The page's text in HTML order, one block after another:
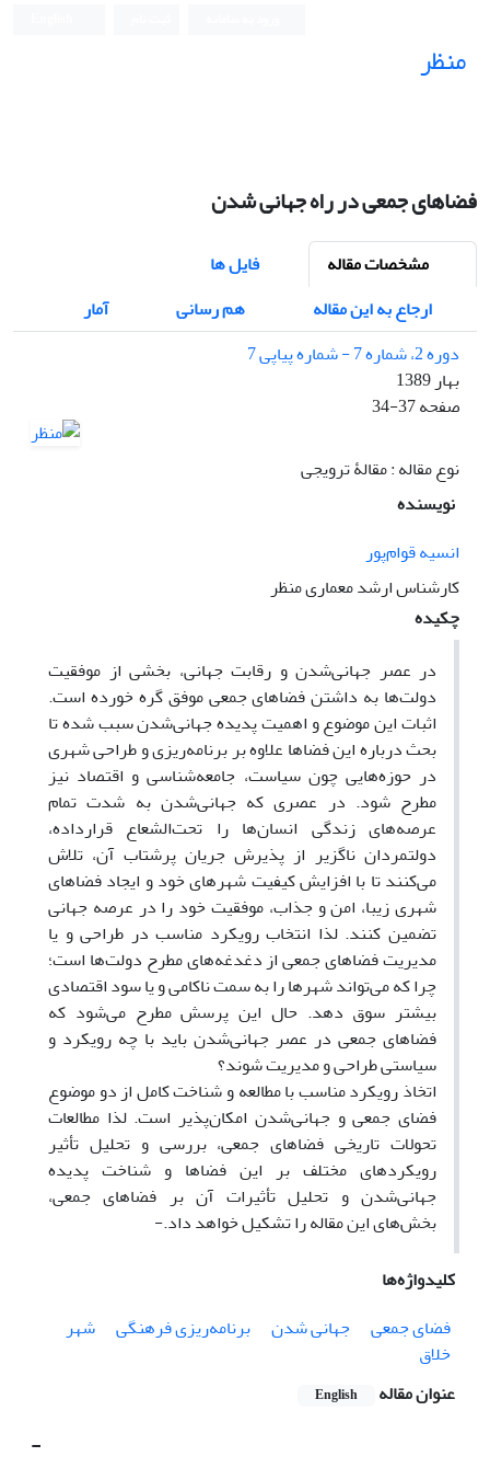
منظر
فضاهای جمعی در راه جهانی شدن
مشخصات مقاله
فایل ها
ارجاع به این مقاله
هم رسانی
آمار
دوره 2، شماره 7 - شماره پیاپی 7
بهار 1389
صفحه34-37
نوع مقاله : مقالۀ ترویجی
نویسنده
انسیه قوام‌پور
کارشناس ارشد معماری منظر
چکیده
در عصر جهانی‌شدن و رقابت جهانی، بخشی از موفقیت
دولت‌ها به داشتن فضاهای جمعی موفق گره خورده است.
اثبات این موضوع و اهمیت پدیده جهانی‌شدن سبب شده تا
بحث درباره این فضاها علاوه بر برنامه‌ریزی و طراحی شهری
در حوزه‌هایی چون سیاست، جامعه‌شناسی و اقتصاد نیز
مطرح شود. در عصری که جهانی‌شدن به شدت تمام
عرصه‌های زندگی انسان‌ها را تحت‌الشعاع قرارداده،
دولتمردان ناگزیر از پذیرش جریان پرشتاب آن، تلاش
می‌کنند تا با افزایش کیفیت شهرهای خود و ایجاد فضاهای
شهری زیبا، امن و جذاب، موفقیت خود را در عرصه جهانی
تضمین کنند. لذا انتخاب رویکرد مناسب در طراحی و یا
مدیریت فضاهای جمعی از دغدغه‌های مطرح دولت‌ها است؛
چرا که می‌تواند شهرها را به سمت ناکامی و یا سود اقتصادی
بیشتر سوق دهد. حال این پرسش مطرح می‌شود که
فضاهای جمعی در عصر جهانی‌شدن باید با چه رویکرد و
سیاستی طراحی و مدیریت شوند؟
اتخاذ رویکرد مناسب با مطالعه و شناخت کامل از دو موضوع
فضای جمعی و جهانی‌شدن امکان‌پذیر است. لذا مطالعات
تحولات تاریخی فضاهای جمعی، بررسی و تحلیل تأثیر
رویکردهای مختلف بر این فضاها و شناخت پدیده
جهانی‌شدن و تحلیل تأثیرات آن بر فضاهای جمعی،
بخش‌های این مقاله را تشکیل خواهد داد.-
کلیدواژه‌ها
فضای جمعی
جهانی شدن برنامه‌ریزی فرهنگی
شهر
خلاق
عنوان مقاله
English
-